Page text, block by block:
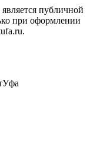
публичной
при оформлении